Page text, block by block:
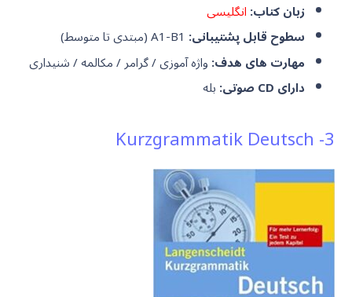
زبان کتاب:انگلیسی
سطوح قابل پشتیبانی:
مهارت های هدف:واژه آموزی / گرامر / مکالمه / شنیداری
دارای CD صوتی:
بله
3- Kurzgrammatik Deutsch